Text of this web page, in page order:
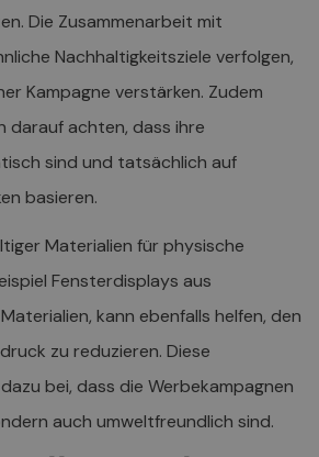
Die Zusammenarbeit mit
Nachhaltigkeitsziele verfolgen,
Kampagne verstärken. Zudem
darauf achten, dass ihre
sind und tatsächlich auf
basieren.
Materialien für physische
Fensterdisplays aus
kann ebenfalls helfen, den
zu reduzieren. Diese
bei, dass die Werbekampagnen
auch umweltfreundlich sind.